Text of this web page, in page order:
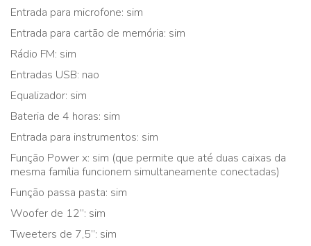
Entrada para microfone: sim
Entrada para cartão de memória: sim
Rádio FM: sim
Entradas USB: nao
Equalizador: sim
Bateria de 4 horas: sim
Entrada para instrumentos: sim
Função Power x: sim (que permite que até duas caixas da
mesma família funcionem simultaneamente conectadas)
Função passa pasta: sim
Woofer de 12’’: sim
Tweeters de 7,5’’: sim